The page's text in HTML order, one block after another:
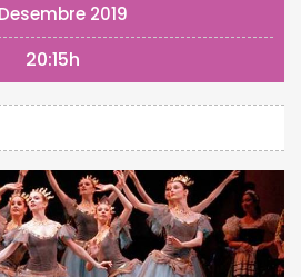
2019
20:15h